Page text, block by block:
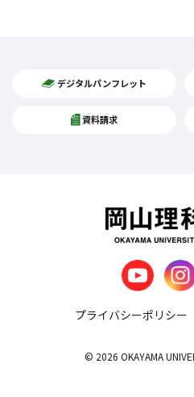
デジタルパンフレット
資料請求
プライバシーポリシー
© 2026 OKAYAMA